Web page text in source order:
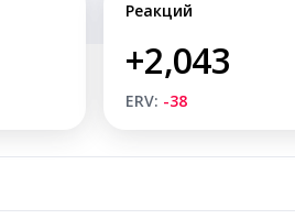
Реакций
+2,043
ERV: -38